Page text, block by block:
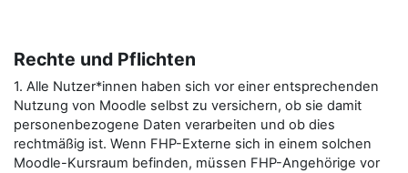
Rechte und Pflichten
1. Alle Nutzer*innen haben sich vor einer entsprechenden
Nutzung von Moodle selbst zu versichern, ob sie damit
personenbezogene Daten verarbeiten und ob dies
rechtmäßig ist. Wenn FHP-Externe sich in einem solchen
Moodle-Kursraum befinden, müssen FHP-Angehörige vor